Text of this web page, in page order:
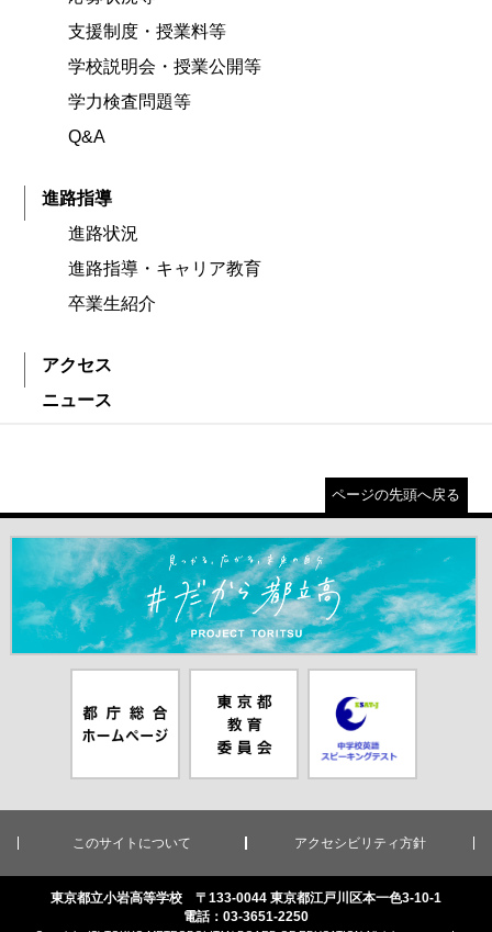
支援制度・授業料等
学校説明会・授業公開等
学力検査問題等
Q&A
進路指導
進路状況
進路指導・キャリア教育
卒業生紹介
アクセス
ニュース
ページの先頭へ戻る
＃だから都立高（別ウインドウが開きます）
ムページ（別
ウインドウが
員会（別ウイ
ンドウが開き
ピーキングテ
スト（別ウイ
ンドウが開き
このサイトについて アクセシビリティ方針
東京都立小岩高等学校 〒133-0044 東京都江戸川区本一色3-10-1
電話：03-3651-2250